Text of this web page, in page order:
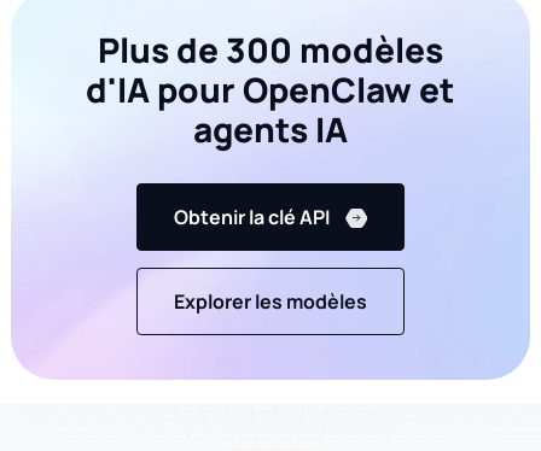
Plus de 300 modèles
d'IA pour OpenClaw et
agents IA
Obtenir la clé API
Explorer les modèles